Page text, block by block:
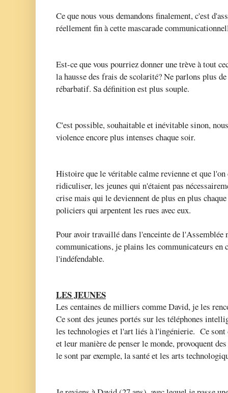
Ce que nous vous demandons finalement, c'est
réellement fin à cette mascarade
Est-ce que vous pourriez donner une trève à tout
la hausse des frais de scolarité? Ne parlons plus
rébarbatif. Sa définition est plus souple.
C'est possible, souhaitable et inévitable sinon,
violence encore plus intenses chaque soir.
Histoire que le véritable calme revienne et que
ridiculiser, les jeunes qui n'étaient pas
crise mais qui le deviennent de plus en plus
policiers qui arpentent les rues avec eux.
Pour avoir travaillé dans l'enceinte de l'Assemblée
communications, je plains les communicateurs en
l'indéfendable.
LES JEUNES
Les centaines de milliers comme David, je les
Ce sont des jeunes portés sur les téléphones
les technologies et l'art liés à l'ingénierie. Ce sont
et leur manière de penser le monde, provoquent
le sont par exemple, la santé et les arts